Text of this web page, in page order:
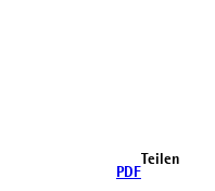
PDF
Teilen